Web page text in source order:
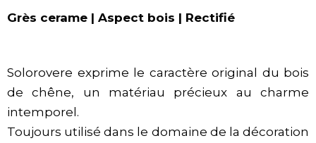
Grès cerame | Aspect bois | Rectifié
Solorovere exprime le caractère original du bois
de chêne, un matériau précieux au charme
intemporel.
Toujours utilisé dans le domaine de la décoration